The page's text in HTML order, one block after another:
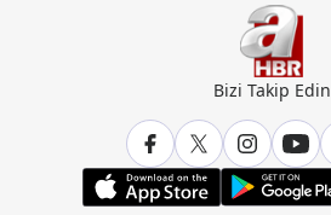
Bizi Takip Edin